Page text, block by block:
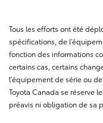
Tous les efforts ont été
spécifications, de
fonction des informations
certains cas, certains
l’équipement de série ou
Toyota Canada se réserve
préavis ni obligation de sa